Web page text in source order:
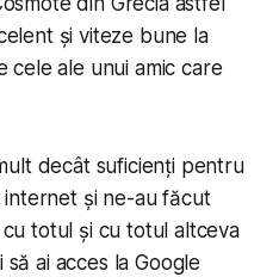
și viteze bune la
ale unui amic care
decât suficienți pentru
și ne-au făcut
cu totul și cu totul altceva
ai acces la Google